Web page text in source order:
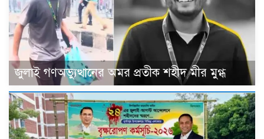
জুলাই গণঅভ্যুত্থানের অমর প্রতীক শহীদ মীর মুগ্ধ